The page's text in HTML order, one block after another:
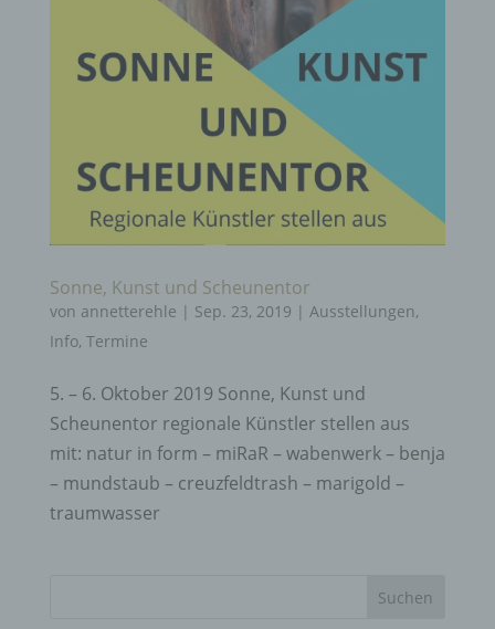
Sonne, Kunst und Scheunentor
von annetterehle | Sep. 23, 2019 | Ausstellungen,
Info, Termine
5. – 6. Oktober 2019 Sonne, Kunst und
Scheunentor regionale Künstler stellen aus
mit: natur in form – miRaR – wabenwerk – benja
– mundstaub – creuzfeldtrash – marigold –
traumwasser